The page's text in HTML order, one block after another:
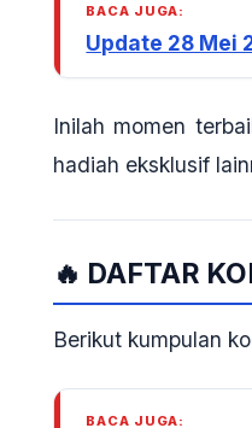
BACA JUGA:
Update 28 Mei
Inilah momen
hadiah eksklusif
🔥 DAFTAR
Berikut kumpulan
BACA JUGA: